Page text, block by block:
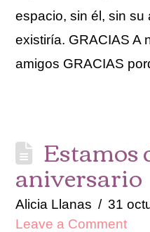
espacio, sin él, sin su
existiría. GRACIAS A
amigos GRACIAS
Estamos
aniversario
Alicia Llanas 31
Leave a Comment